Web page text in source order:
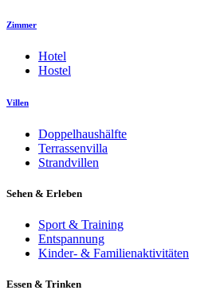
Zimmer
Hotel
Hostel
Villen
Doppelhaushälfte
Terrassenvilla
Strandvillen
Sehen & Erleben
Sport & Training
Entspannung
Kinder- & Familienaktivitäten
Essen & Trinken